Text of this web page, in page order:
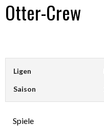
Otter-Crew
Ligen
Saison
Spiele